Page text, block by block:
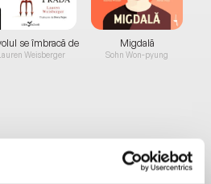
se îmbracă de
la...
Weisberger
Migdală
Sohn Won-pyung
după doar câteva